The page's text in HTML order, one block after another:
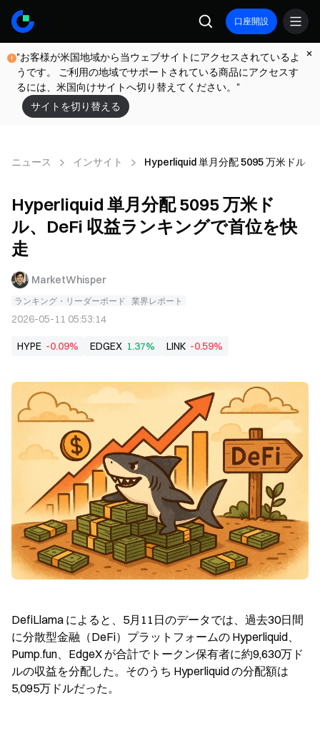
口座開設
"お客様が米国地域から当ウェブサイトにアクセスされているよ
うです。 ご利用の地域でサポートされている商品にアクセスす
るには、米国向けサイトへ切り替えてください。"
サイトを切り替える
ニュース インサイト Hyperliquid 単月分配 5095 万米ドル
Hyperliquid 単月分配 5095 万米ド
ル、DeFi 収益ランキングで首位を快
走
MarketWhisper
ランキング・リーダーボード 業界レポート
2026-05-11 05:53:14
HYPE -0.09% EDGEX 1.37% LINK -0.59%
DefiLlama によると、5月11日のデータでは、過去30日間
に分散型金融（DeFi）プラットフォームの Hyperliquid、
Pump.fun、EdgeX が合計でトークン保有者に約9,630万ド
ルの収益を分配した。そのうち Hyperliquid の分配額は
5,095万ドルだった。